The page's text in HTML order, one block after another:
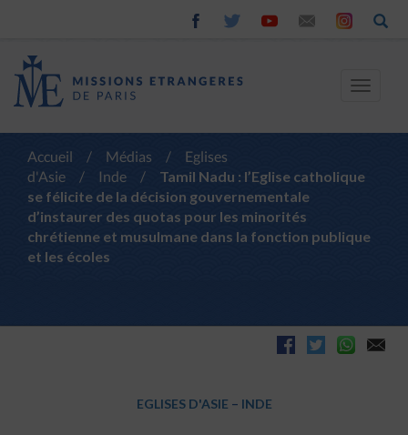
Toggle
Accueil / Médias /
Eglises
d'Asie
/ Inde /
Tamil Nadu : l’Eglise catholique
se félicite de la décision gouvernementale
d’instaurer des quotas pour les minorités
chrétienne et musulmane dans la fonction publique
et les écoles
EGLISES D'ASIE – INDE